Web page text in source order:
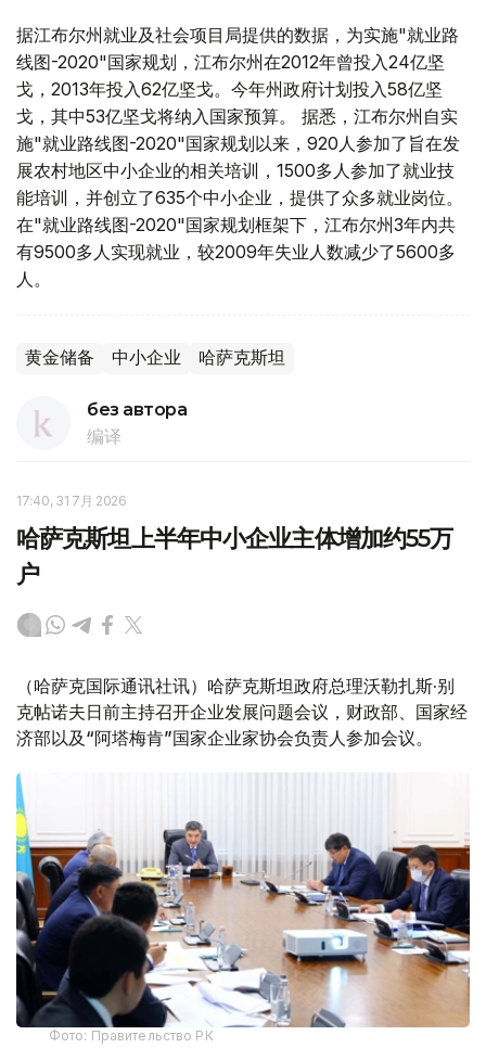
据江布尔州就业及社会项目局提供的数据，为实施"就业路
线图-2020"国家规划，江布尔州在2012年曾投入24亿坚
戈，2013年投入62亿坚戈。今年州政府计划投入58亿坚
戈，其中53亿坚戈将纳入国家预算。 据悉，江布尔州自实
施"就业路线图-2020"国家规划以来，920人参加了旨在发
展农村地区中小企业的相关培训，1500多人参加了就业技
能培训，并创立了635个中小企业，提供了众多就业岗位。
在"就业路线图-2020"国家规划框架下，江布尔州3年内共
有9500多人实现就业，较2009年失业人数减少了5600多
人。
黄金储备 中小企业 哈萨克斯坦
без автора
编译
17:40, 31 7月 2026
哈萨克斯坦上半年中小企业主体增加约55万
户
（哈萨克国际通讯社讯）哈萨克斯坦政府总理沃勒扎斯·别
克帖诺夫日前主持召开企业发展问题会议，财政部、国家经
济部以及“阿塔梅肯”国家企业家协会负责人参加会议。
Фото: Правительство РК